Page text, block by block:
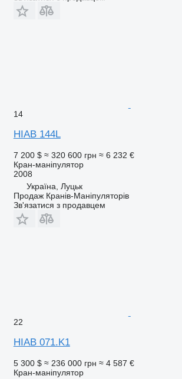
14
HIAB 144L
7 200 $ ≈ 320 600 грн ≈ 6 232 €
Кран-маніпулятор
2008
Україна, Луцьк
Продаж Кранів-Маніпуляторів
Зв'язатися з продавцем
22
HIAB 071.K1
5 300 $ ≈ 236 000 грн ≈ 4 587 €
Кран-маніпулятор